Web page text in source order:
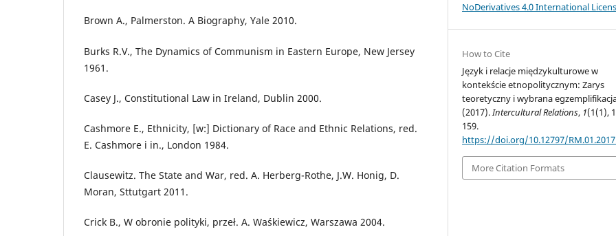
Brown A., Palmerston. A Biography, Yale 2010.
Burks R.V., The Dynamics of Communism in Eastern Europe, New Jersey
1961.
Casey J., Constitutional Law in Ireland, Dublin 2000.
Cashmore E., Ethnicity, [w:] Dictionary of Race and Ethnic Relations, red.
E. Cashmore i in., London 1984.
Clausewitz. The State and War, red. A. Herberg-Rothe, J.W. Honig, D.
Moran, Sttutgart 2011.
Crick B., W obronie polityki, przeł. A. Waśkiewicz, Warszawa 2004.
NoDerivatives 4.0 International
How to Cite
Język i relacje międzykulturowe w
kontekście etnopolitycznym: Zarys
teoretyczny i wybrana
(2017).Intercultural Relations, 1(1(1),
159.
https://doi.org/10.12797/
More Citation Formats